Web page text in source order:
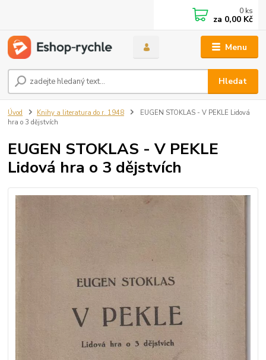
Menu
Hledat
0 ks
za 0,00 Kč
Úvod Knihy a literatura do r. 1948
EUGEN STOKLAS - V PEKLE Lidová
hra o 3 dějstvích
EUGEN STOKLAS - V PEKLE
Lidová hra o 3 dějstvích